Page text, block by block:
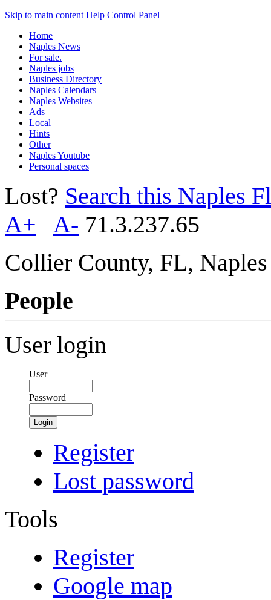
Skip to main content Help Control Panel
Home
Naples News
For sale.
Naples jobs
Business Directory
Naples Calendars
Naples Websites
Ads
Local
Hints
Other
Naples Youtube
Personal spaces
Lost? Search this Naples
A+
A- 71.3.237.65
Collier County, FL,
People
User login
User
Password
Login
Register
Lost password
Tools
Register
Google map